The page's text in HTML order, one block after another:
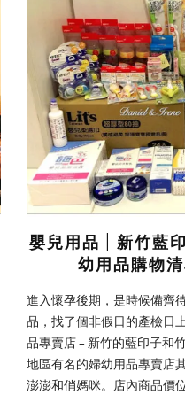
嬰兒用品 | 新竹藍
幼用品購物
進入懷孕後期，是時候備齊
品，找了個非假日的產檢日
品專賣店 – 新竹的藍印子和
地區有名的婦幼用品專賣店
澎澎和俏媽咪。店內商品價